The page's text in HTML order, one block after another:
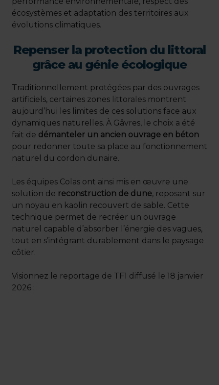
écosystèmes et adaptation des territoires aux
évolutions climatiques.
Repenser la protection du littoral
grâce au génie écologique
Traditionnellement protégées par des ouvrages
artificiels, certaines zones littorales montrent
aujourd’hui les limites de ces solutions face aux
dynamiques naturelles. À Gâvres, le choix a été
fait de démanteler un ancien ouvrage en béton
pour redonner toute sa place au fonctionnement
naturel du cordon dunaire.
Les équipes Colas ont ainsi mis en œuvre une
solution de reconstruction de dune, reposant sur
un noyau en kaolin recouvert de sable. Cette
technique permet de recréer un ouvrage
naturel capable d’absorber l’énergie des vagues,
tout en s’intégrant durablement dans le paysage
côtier.
Visionnez le reportage de TF1 diffusé le 18 janvier
2026 :